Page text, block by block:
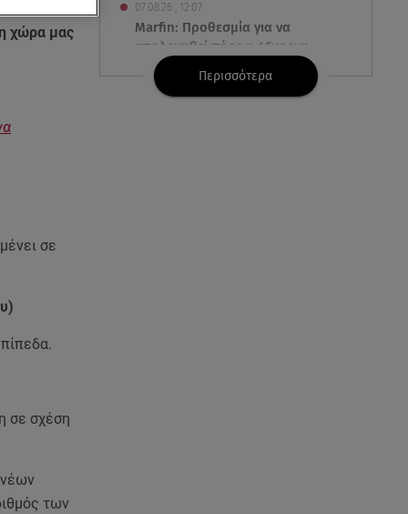
07.08.26 , 12:07
Marfin: Προθεσμία για να
απολογηθεί πήρε η 46χρονη
07.08.26 , 12:00
Περισσότερα
χώρα μας
σε
σε σχέση
των